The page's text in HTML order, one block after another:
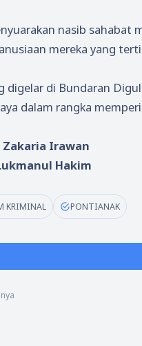
nasib sahabat
mereka yang
digelar di Bundaran
dalam rangka
Zakaria Irawan
Hakim
KRIMINAL PONTIANAK